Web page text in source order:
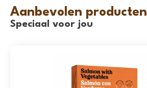
Aanbevolen producten
Speciaal voor jou